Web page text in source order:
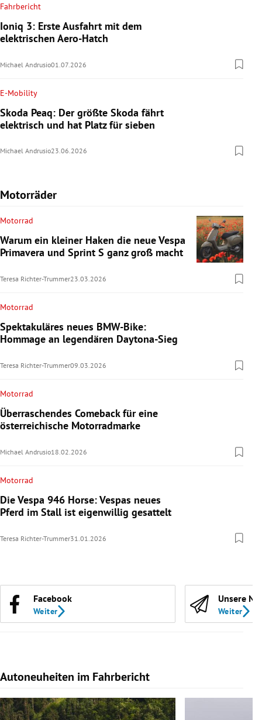
Fahrbericht
Ioniq 3: Erste Ausfahrt mit dem
elektrischen Aero-Hatch
Michael Andrusio01.07.2026
E-Mobility
Skoda Peaq: Der größte Skoda fährt
elektrisch und hat Platz für sieben
Michael Andrusio23.06.2026
Motorräder
Motorrad
Warum ein kleiner Haken die neue Vespa
Primavera und Sprint S ganz groß macht
Teresa Richter-Trummer23.03.2026
Motorrad
Spektakuläres neues BMW-Bike:
Hommage an legendären Daytona-Sieg
Teresa Richter-Trummer09.03.2026
Motorrad
Überraschendes Comeback für eine
österreichische Motorradmarke
Michael Andrusio18.02.2026
Motorrad
Die Vespa 946 Horse: Vespas neues
Pferd im Stall ist eigenwillig gesattelt
Teresa Richter-Trummer31.01.2026
Facebook
Weiter
Unsere
Weiter
Autoneuheiten im Fahrbericht
Slide 1 von 7